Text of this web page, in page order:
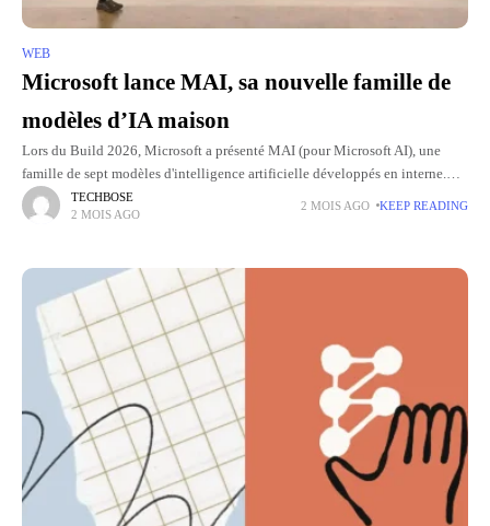
WEB
Microsoft lance MAI, sa nouvelle famille de
modèles d’IA maison
Lors du Build 2026, Microsoft a présenté MAI (pour Microsoft AI), une
famille de sept modèles d'intelligence artificielle développés en interne.
Raisonnement, code, génération d’images, transcription audio ou encore
synthèse
TECHBOSE
2 MOIS AGO
2 MOIS AGO KEEP READING